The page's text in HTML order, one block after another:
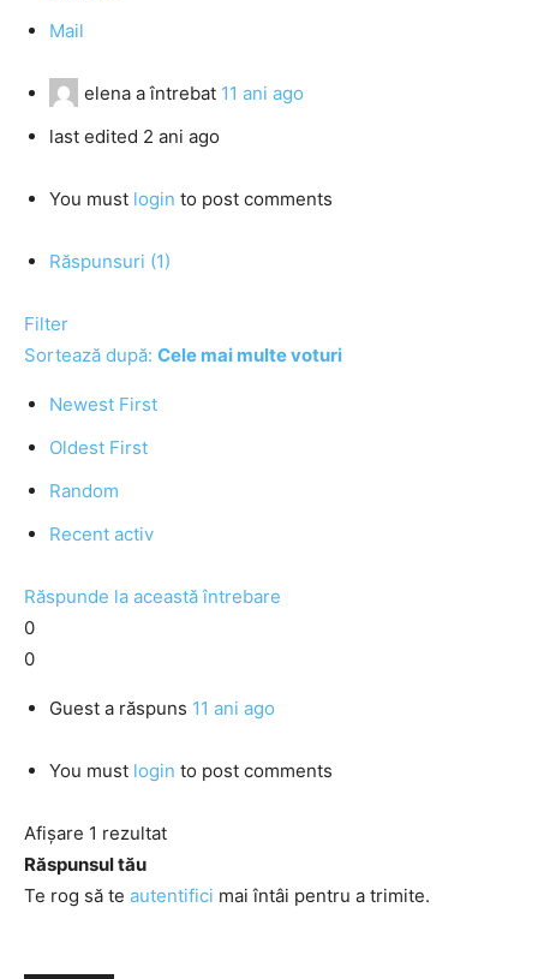
Mail
elena a întrebat 11 ani ago
last edited 2 ani ago
You must login to post comments
Răspunsuri (1)
Filter
Sortează după: Cele mai multe voturi
Newest First
Oldest First
Random
Recent activ
Răspunde la această întrebare
0
0
Guest a răspuns 11 ani ago
You must login to post comments
Afișare 1 rezultat
Răspunsul tău
Te rog să te autentifici mai întâi pentru a trimite.